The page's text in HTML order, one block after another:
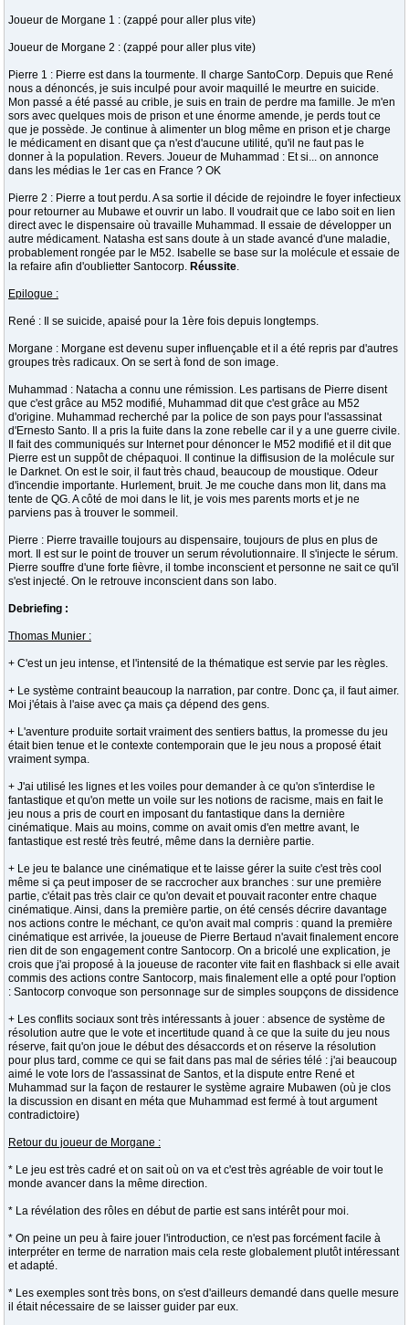
Joueur de Morgane 1 : (zappé pour aller plus vite)
Joueur de Morgane 2 : (zappé pour aller plus vite)
Pierre 1 : Pierre est dans la tourmente. Il charge SantoCorp. Depuis que René
nous a dénoncés, je suis inculpé pour avoir maquillé le meurtre en suicide.
Mon passé a été passé au crible, je suis en train de perdre ma famille. Je m'en
sors avec quelques mois de prison et une énorme amende, je perds tout ce
que je possède. Je continue à alimenter un blog même en prison et je charge
le médicament en disant que ça n'est d'aucune utilité, qu'il ne faut pas le
donner à la population. Revers. Joueur de Muhammad : Et si... on annonce
dans les médias le 1er cas en France ? OK
Pierre 2 : Pierre a tout perdu. A sa sortie il décide de rejoindre le foyer infectieux
pour retourner au Mubawe et ouvrir un labo. Il voudrait que ce labo soit en lien
direct avec le dispensaire où travaille Muhammad. Il essaie de développer un
autre médicament. Natasha est sans doute à un stade avancé d'une maladie,
probablement rongée par le M52. Isabelle se base sur la molécule et essaie de
la refaire afin d'oublietter Santocorp. Réussite.
Epilogue :
René : Il se suicide, apaisé pour la 1ère fois depuis longtemps.
Morgane : Morgane est devenu super influençable et il a été repris par d'autres
groupes très radicaux. On se sert à fond de son image.
Muhammad : Natacha a connu une rémission. Les partisans de Pierre disent
que c'est grâce au M52 modifié, Muhammad dit que c'est grâce au M52
d'origine. Muhammad recherché par la police de son pays pour l'assassinat
d'Ernesto Santo. Il a pris la fuite dans la zone rebelle car il y a une guerre civile.
Il fait des communiqués sur Internet pour dénoncer le M52 modifié et il dit que
Pierre est un suppôt de chépaquoi. Il continue la diffisusion de la molécule sur
le Darknet. On est le soir, il faut très chaud, beaucoup de moustique. Odeur
d'incendie importante. Hurlement, bruit. Je me couche dans mon lit, dans ma
tente de QG. A côté de moi dans le lit, je vois mes parents morts et je ne
parviens pas à trouver le sommeil.
Pierre : Pierre travaille toujours au dispensaire, toujours de plus en plus de
mort. Il est sur le point de trouver un serum révolutionnaire. Il s'injecte le sérum.
Pierre souffre d'une forte fièvre, il tombe inconscient et personne ne sait ce qu'il
s'est injecté. On le retrouve inconscient dans son labo.
Debriefing :
Thomas Munier :
+ C'est un jeu intense, et l'intensité de la thématique est servie par les règles.
+ Le système contraint beaucoup la narration, par contre. Donc ça, il faut aimer.
Moi j'étais à l'aise avec ça mais ça dépend des gens.
+ L'aventure produite sortait vraiment des sentiers battus, la promesse du jeu
était bien tenue et le contexte contemporain que le jeu nous a proposé était
vraiment sympa.
+ J'ai utilisé les lignes et les voiles pour demander à ce qu'on s'interdise le
fantastique et qu'on mette un voile sur les notions de racisme, mais en fait le
jeu nous a pris de court en imposant du fantastique dans la dernière
cinématique. Mais au moins, comme on avait omis d'en mettre avant, le
fantastique est resté très feutré, même dans la dernière partie.
+ Le jeu te balance une cinématique et te laisse gérer la suite c'est très cool
même si ça peut imposer de se raccrocher aux branches : sur une première
partie, c'était pas très clair ce qu'on devait et pouvait raconter entre chaque
cinématique. Ainsi, dans la première partie, on été censés décrire davantage
nos actions contre le méchant, ce qu'on avait mal compris : quand la première
cinématique est arrivée, la joueuse de Pierre Bertaud n'avait finalement encore
rien dit de son engagement contre Santocorp. On a bricolé une explication, je
crois que j'ai proposé à la joueuse de raconter vite fait en flashback si elle avait
commis des actions contre Santocorp, mais finalement elle a opté pour l'option
: Santocorp convoque son personnage sur de simples soupçons de dissidence
+ Les conflits sociaux sont très intéressants à jouer : absence de système de
résolution autre que le vote et incertitude quand à ce que la suite du jeu nous
réserve, fait qu'on joue le début des désaccords et on réserve la résolution
pour plus tard, comme ce qui se fait dans pas mal de séries télé : j'ai beaucoup
aimé le vote lors de l'assassinat de Santos, et la dispute entre René et
Muhammad sur la façon de restaurer le système agraire Mubawen (où je clos
la discussion en disant en méta que Muhammad est fermé à tout argument
contradictoire)
Retour du joueur de Morgane :
* Le jeu est très cadré et on sait où on va et c'est très agréable de voir tout le
monde avancer dans la même direction.
* La révélation des rôles en début de partie est sans intérêt pour moi.
* On peine un peu à faire jouer l'introduction, ce n'est pas forcément facile à
interpréter en terme de narration mais cela reste globalement plutôt intéressant
et adapté.
* Les exemples sont très bons, on s'est d'ailleurs demandé dans quelle mesure
il était nécessaire de se laisser guider par eux.